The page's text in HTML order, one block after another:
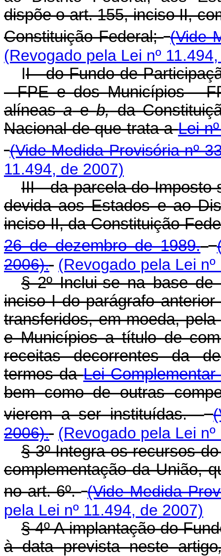
dispõe o art. 155, inciso II,
Constituição Federal; (Vide
(Revogado pela Lei nº
II - do Fundo de
- FPE e dos Municípios -
alíneasaeb,da
Nacional de que trata aLei
(Vide Medida Provisória nº
11.494, de 2007)
III - da parcela do Imposto
devida aos Estados e ao
inciso II, da Constituição
26 de dezembro de 1989.
2006). (Revogado pela Lei
§ 2º Inclui-se na base
inciso I do parágrafo
transferidos, em moeda,
e Municípios a título de
receitas decorrentes da
termos daLei
bem como de outras
vierem a ser instituídas.
2006). (Revogado pela Lei
§ 3º Integra os recursos
complementação da União,
no art. 6º. (Vide Medida
pela Lei nº 11.494, de 2007)
§ 4º A implantação do
à data prevista neste artigo